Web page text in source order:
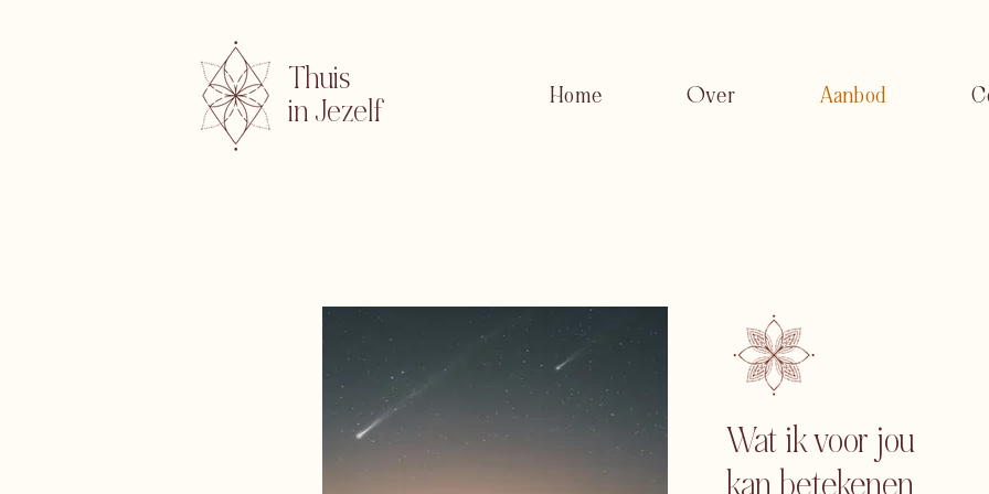
Thuis
in Jezelf
Home Over Aanbod
Wat ik voor jou
kan betekenen